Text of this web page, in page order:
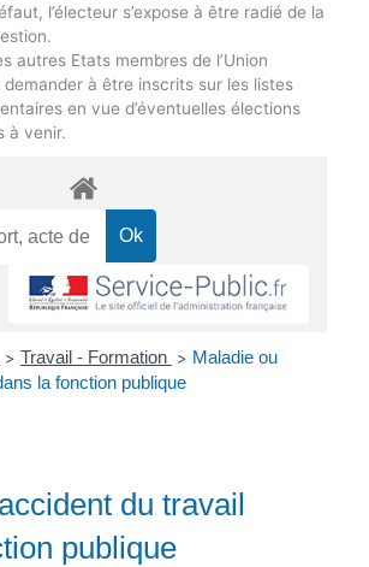
l’électeur s’expose à être radié de la
autres Etats membres de l’Union
à être inscrits sur les listes
en vue d’éventuelles élections
à venir.
> Travail - Formation > Maladie ou
la fonction publique
du travail
publique